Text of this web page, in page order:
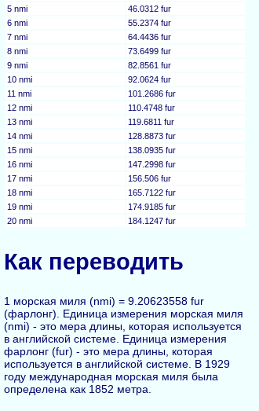
5 nmi
46.0312 fur
6 nmi
55.2374 fur
7 nmi
64.4436 fur
8 nmi
73.6499 fur
9 nmi
82.8561 fur
10 nmi
92.0624 fur
11 nmi
101.2686 fur
12 nmi
110.4748 fur
13 nmi
119.6811 fur
14 nmi
128.8873 fur
15 nmi
138.0935 fur
16 nmi
147.2998 fur
17 nmi
156.506 fur
18 nmi
165.7122 fur
19 nmi
174.9185 fur
20 nmi
184.1247 fur
Как переводить
1 морская миля (nmi) = 9.20623558 fur
(фарлонг). Единица измерения морская миля
(nmi) - это мера длины, которая используется
в английской системе. Единица измерения
фарлонг (fur) - это мера длины, которая
используется в английской системе. В 1929
году международная морская миля была
определена как 1852 метра.